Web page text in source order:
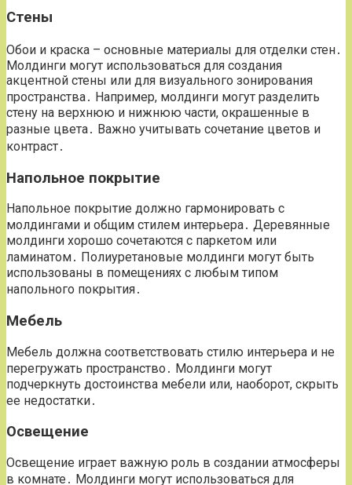
Стены
Обои и краска – основные материалы для отделки стен․
Молдинги могут использоваться для создания
акцентной стены или для визуального зонирования
пространства․ Например, молдинги могут разделить
стену на верхнюю и нижнюю части, окрашенные в
разные цвета․ Важно учитывать сочетание цветов и
контраст․
Напольное покрытие
Напольное покрытие должно гармонировать с
молдингами и общим стилем интерьера․ Деревянные
молдинги хорошо сочетаются с паркетом или
ламинатом․ Полиуретановые молдинги могут быть
использованы в помещениях с любым типом
напольного покрытия․
Мебель
Мебель должна соответствовать стилю интерьера и не
перегружать пространство․ Молдинги могут
подчеркнуть достоинства мебели или, наоборот, скрыть
ее недостатки․
Освещение
Освещение играет важную роль в создании атмосферы
в комнате․ Молдинги могут использоваться для